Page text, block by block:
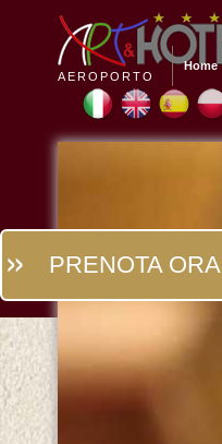
PRENOTA ORA
AEROPORTO
Home